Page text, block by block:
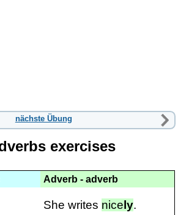
nächste Übung
exercises
Adverb - adverb
She writes nice ly.